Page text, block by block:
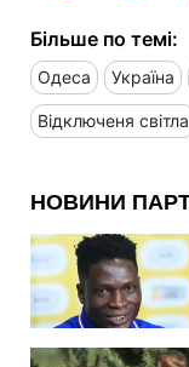
Більше по темі:
Одеса Україна
Відключеня світла